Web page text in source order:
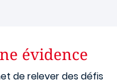
évidence
de relever des défis